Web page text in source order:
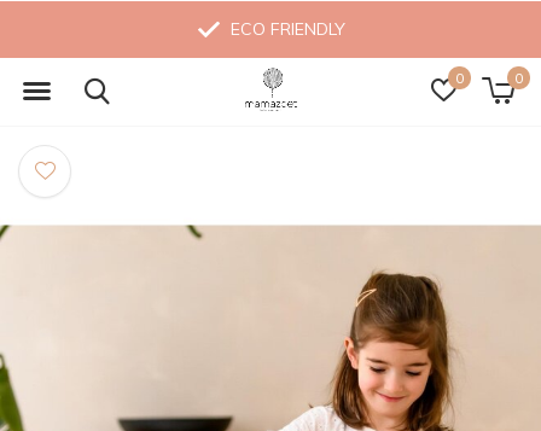
0 0
ECO FRIENDLY